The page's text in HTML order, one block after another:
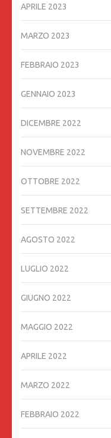
APRILE 2023
MARZO 2023
FEBBRAIO 2023
GENNAIO 2023
DICEMBRE 2022
NOVEMBRE 2022
OTTOBRE 2022
SETTEMBRE 2022
AGOSTO 2022
LUGLIO 2022
GIUGNO 2022
MAGGIO 2022
APRILE 2022
MARZO 2022
FEBBRAIO 2022